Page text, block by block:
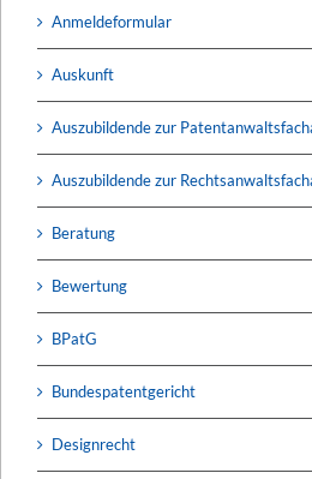
Anmeldeformular
Auskunft
Auszubildende zur
Auszubildende zur
Beratung
Bewertung
BPatG
Bundespatentgericht
Designrecht